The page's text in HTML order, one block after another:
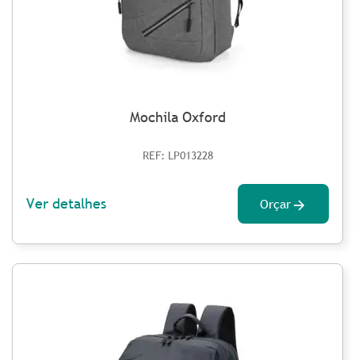
Mochila Oxford
REF: LP013228
Ver detalhes Orçar